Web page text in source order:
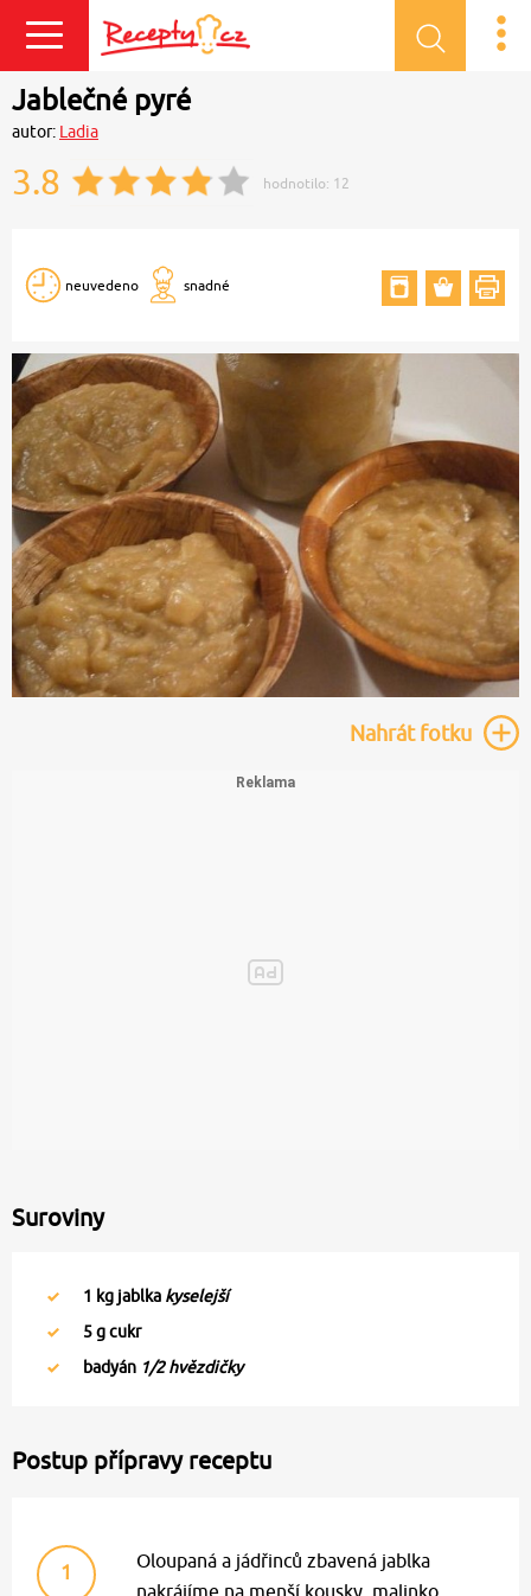
Přihlásit se
Jablečné pyré
autor: Ladia
3.8 hodnotilo: 12
neuvedeno snadné
Nahrátfotku
Suroviny
1 kg jablka kyselejší
5g cukr
badyán 1/2 hvězdičky
Postup přípravy receptu
1
Oloupaná a jádřinců zbavená jablka
nakrájíme na menší kousky, malinko